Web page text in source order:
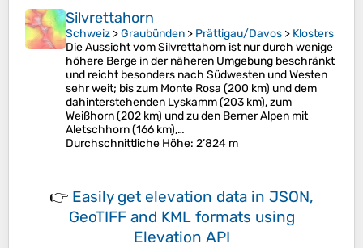
Silvrettahorn
Schweiz >Graubünden > Prättigau/Davos > Klosters
Die Aussicht vom Silvrettahorn ist nur durch wenige
höhere Berge in der näheren Umgebung beschränkt
und reicht besonders nach Südwesten und Westen
sehr weit; bis zum Monte Rosa (200 km) und dem
dahinterstehenden Lyskamm (203 km), zum
Weißhorn (202 km) und zu den Berner Alpen mit
Aletschhorn (166 km),…
Durchschnittliche Höhe: 2’824 m
👉 Easily get elevation data in JSON,
GeoTIFF and KML formats using
Elevation API